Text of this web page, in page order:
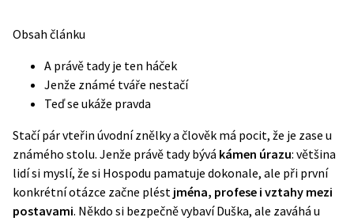
Obsah článku
A právě tady je ten háček
Jenže známé tváře nestačí
Teď se ukáže pravda
Stačí pár vteřin úvodní znělky a člověk má pocit, že je zase u
známého stolu. Jenže právě tady bývá kámen úrazu: většina
lidí si myslí, že si Hospodu pamatuje dokonale, ale při první
konkrétní otázce začne plést jména, profese i vztahy mezi
postavami. Někdo si bezpečně vybaví Duška, ale zaváhá u